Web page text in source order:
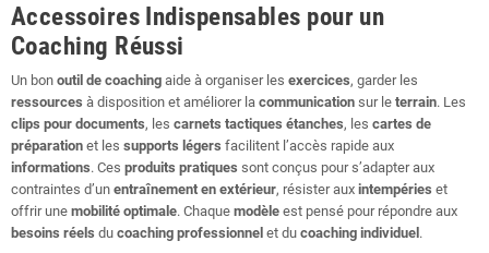
Accessoires Indispensables pour un
Coaching Réussi
Un bon outil de coaching aide à organiser les exercices, garder les
ressources à disposition et améliorer la communication sur le terrain. Les
clips pour documents, les carnets tactiques étanches, les cartes de
préparation et les supports légers facilitent l’accès rapide aux
informations. Ces produits pratiques sont conçus pour s’adapter aux
contraintes d’un entraînement en extérieur, résister aux intempéries et
offrir une mobilité optimale. Chaque modèle est pensé pour répondre aux
besoins réels du coaching professionnel et du coaching individuel .